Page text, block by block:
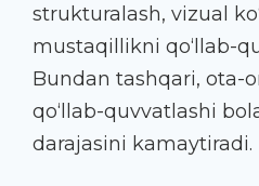
strukturalash, vizual
mustaqillikni qo‘llab-
Bundan tashqari, ota-
qo‘llab-quvvatlashi
darajasini kamaytiradi.